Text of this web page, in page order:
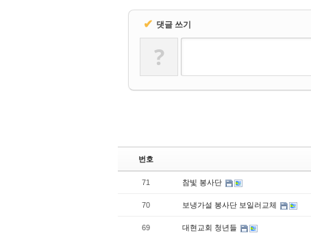
✔ 댓글 쓰기
?
번호
71 참빛 봉사단
70 보냉가설 봉사단 보일러교체
69 대현교회 청년들